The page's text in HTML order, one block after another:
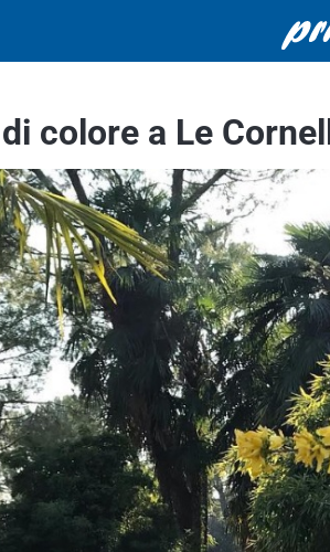
colore a Le